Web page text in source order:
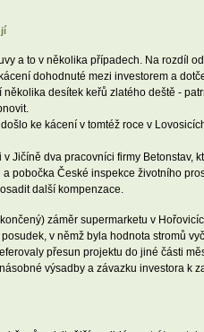
a to v několika případech. Na rozdíl
dohodnuté mezi investorem a
desítek keřů zlatého deště -
ke kácení v tomtéž roce v
Jičíně dva pracovníci firmy Betonstav,
pobočka České inspekce životního
další kompenzace.
záměr supermarketu v
v němž byla hodnota stromů
přesun projektu do jiné části
výsadby a závazku investora k